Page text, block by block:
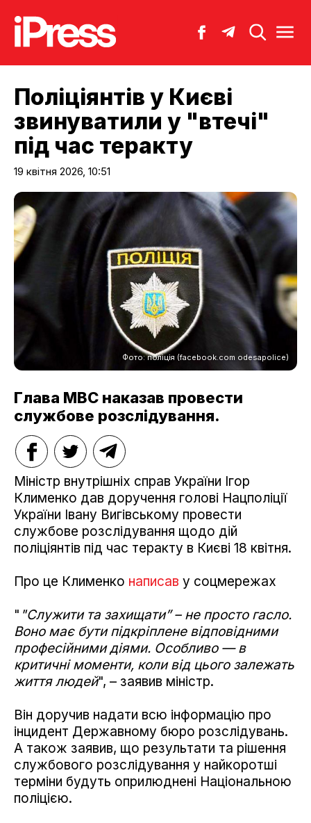
Поліціянтів у Києві
звинуватили у "втечі"
під час теракту
19 квітня 2026, 10:51
Фото: поліція (facebook.com odesapolice)
Глава МВС наказав провести
службове розслідування.
Міністр внутрішніх справ України Ігор
Клименко дав доручення голові Нацполіції
України Івану Вигівському провести
службове розслідування щодо дій
поліціянтів під час теракту в Києві 18 квітня.
Про це Клименко написав у соцмережах
" "Служити та захищати” – не просто гасло.
Воно має бути підкріплене відповідними
професійними діями. Особливо — в
критичні моменти, коли від цього залежать
життя людей", – заявив міністр.
Він доручив надати всю інформацію про
інцидент Державному бюро розслідувань.
А також заявив, що результати та рішення
службового розслідування у найкоротші
терміни будуть оприлюднені Національною
поліцією.